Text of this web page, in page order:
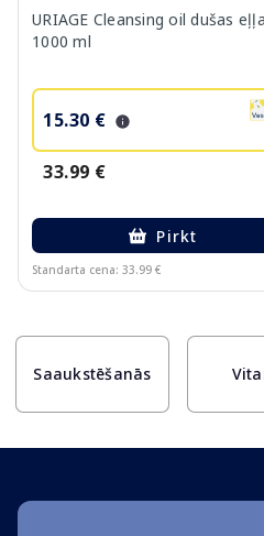
URIAGE Cleansing oil dušas
1000 ml
15.30 €
33.99 €
Pirkt
Standarta cena: 33.99 €
Saaukstēšanās